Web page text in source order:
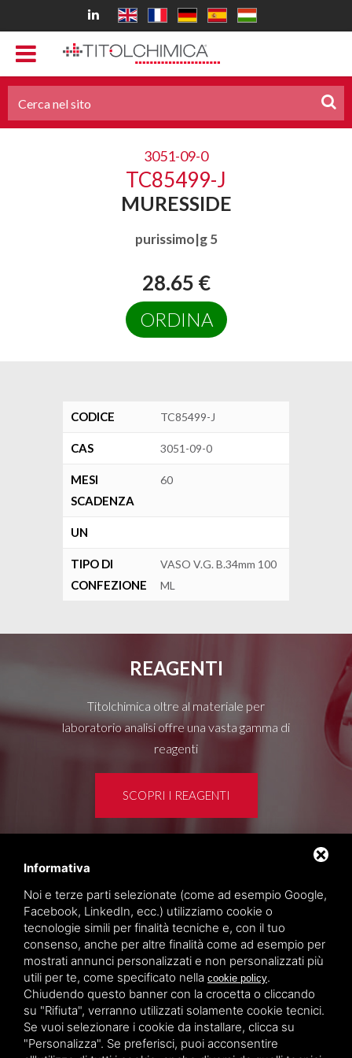
3051-09-0
TC85499-J
MURESSIDE
purissimo|g 5
28.65 €
ORDINA
CODICE TC85499-J
CAS 3051-09-0
MESI
SCADENZA
60
UN
TIPO DI
CONFEZIONE
VASO V.G. B.34mm 100
ML
REAGENTI
Titolchimica oltre al materiale per
laboratorio analisi offre una vasta gamma di
reagenti
SCOPRI I REAGENTI
Area clienti
Privacy policy
Sitemap
TITOLCHIMICA SPA - VIA DELL'ARTIGIANATO, 2
(MACROAREA) 45030 VILLAMARZANA (RO) ITALY,
TEL +39 0425 492644. P.I. 00748970290
Informativa
Noi e terze parti selezionate (come ad esempio Google,
Facebook, LinkedIn, ecc.) utilizziamo cookie o
tecnologie simili per finalità tecniche e, con il tuo
consenso, anche per altre finalità come ad esempio per
mostrati annunci personalizzati e non personalizzati più
utili per te, come specificato nella cookie policy.
Chiudendo questo banner con la crocetta o cliccando
su "Rifiuta", verranno utilizzati solamente cookie tecnici.
Se vuoi selezionare i cookie da installare, clicca su
"Personalizza". Se preferisci, puoi acconsentire